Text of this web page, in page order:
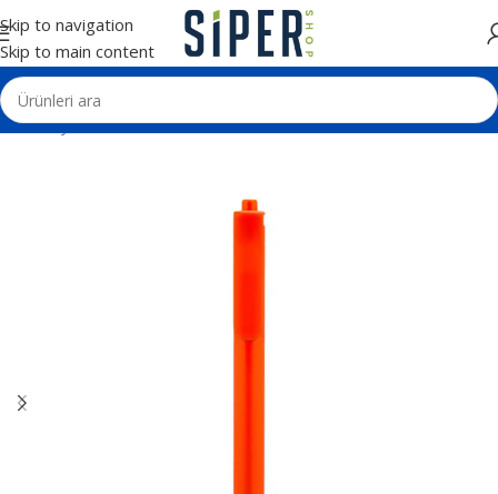
Skip to navigation
Skip to main content
Ana Sayfa Kalemler Plastik Tükenmez Kalemler